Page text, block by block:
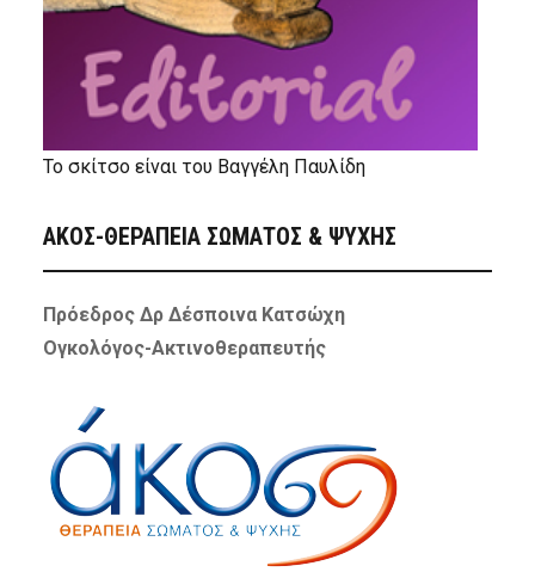
Το σκίτσο είναι του Βαγγέλη Παυλίδη
ΑΚΟΣ-ΘΕΡΑΠΕΙΑ ΣΩΜΑΤΟΣ & ΨΥΧΗΣ
Πρόεδρος Δρ Δέσποινα Κατσώχη
Ογκολόγος-Ακτινοθεραπευτής